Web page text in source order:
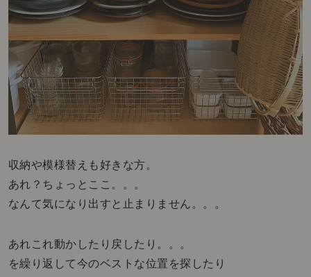
収納や模様替えも好きな方。
あれ？ちょっとここ。。。
なんて気になり出すと止まりません。。。
あれこれ動かしたり戻したり。。。
を繰り返して今のベストな位置を探したり